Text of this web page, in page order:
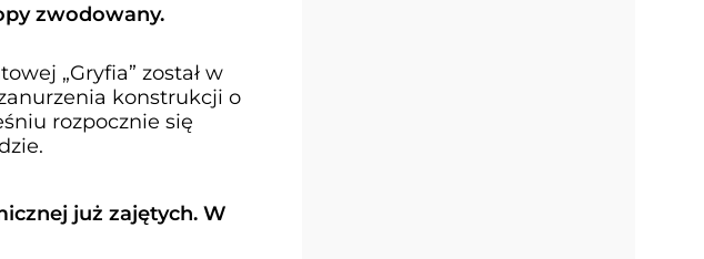
zwodowany.
„Gryfia” został w
konstrukcji o
rozpocznie się
już zajętych. W